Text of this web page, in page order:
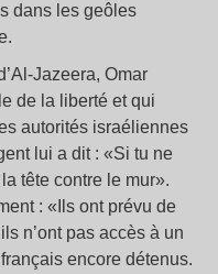
dans les geôles
Jazeera, Omar
de la liberté et qui
autorités israéliennes
lui a dit : «Si tu ne
tête contre le mur».
: «Ils ont prévu de
n’ont pas accès à un
encore détenus.